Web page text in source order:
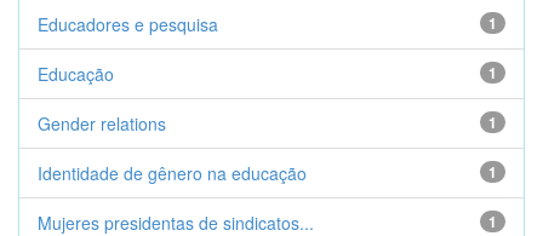
1
Educadores e pesquisa
1
Educação
1
Gender relations
1
Identidade de gênero na educação
1
Mujeres presidentas de sindicatos...